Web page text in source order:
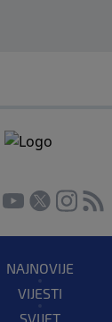
NAJNOVIJE
VIJESTI
SVIJET